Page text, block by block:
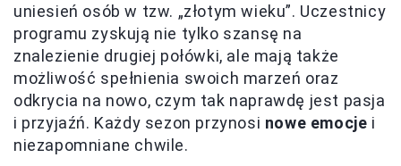
uniesień osób w tzw. „złotym wieku”. Uczestnicy
programu zyskują nie tylko szansę na
znalezienie drugiej połówki, ale mają także
możliwość spełnienia swoich marzeń oraz
odkrycia na nowo, czym tak naprawdę jest pasja
i przyjaźń. Każdy sezon przynosi nowe emocje i
niezapomniane chwile.